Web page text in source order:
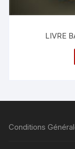
LIVRE
Conditions